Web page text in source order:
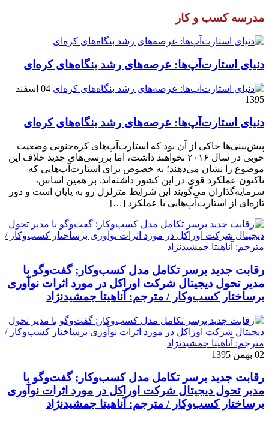
مدرسه کسب و کار
دنیای استارت‌آپ‌ها: عرصه‌های رشد بنگاه‌های کره‌ای‌
04 اسفند
1395
دنیای استارت‌آپ‌ها: عرصه‌های رشد بنگاه‌های کره‌ای‌
پیش‌بینی‌ها حاکی از آن بود که استارت‌آپ‌های کره‌جنوبی وضعیت
خوبی در سال ۲۰۱۶ نخواهند داشت، اما بررسی‌های جدید خلاف این
موضوع را نشان می‌دهند؛ به خصوص برای استارت‌آپ‌هایی که
تاکنون عملکرد قوی در این کشور داشته‌اند. بر همین اساس،
سرمایه‌گذاران می‌گویند این شرایط متزلزل رو به پایان است و دور
تازه‌ای از استارت‌آپ‌هایی با عملکرد […]
رقابت جدید برسر تکامل مدل کسب‌و‌کار; گفت‌وگو با
مدیر تحول دیجیتال شرکت اوراکل در مورد اثرات نوآوری
برساختار کسب‌وکار / مترجم: آناهیتا جمشیدنژاد
02 بهمن 1395
رقابت جدید برسر تکامل مدل کسب‌و‌کار; گفت‌وگو با
مدیر تحول دیجیتال شرکت اوراکل در مورد اثرات نوآوری
برساختار کسب‌وکار / مترجم: آناهیتا جمشیدنژاد